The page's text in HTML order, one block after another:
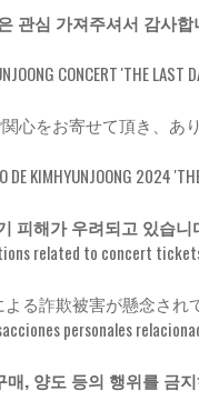
은 관심 가져주셔서 감사
CONCERT 'THE LAST
ご関心をお寄せて頂き、
KIMHYUNJOONG 2024
피해가 우려되고 있습니
related to concert
る詐欺被害が懸念され
personales
, 양도 등의 행위를 금